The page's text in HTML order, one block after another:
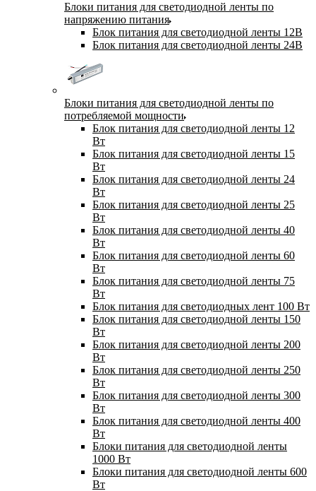
Блоки питания для светодиодной ленты по
напряжению питания
Блок питания для светодиодной ленты 12В
Блок питания для светодиодной ленты 24В
Блоки питания для светодиодной ленты по
потребляемой мощности
Блок питания для светодиодной ленты 12
Вт
Блок питания для светодиодной ленты 15
Вт
Блок питания для светодиодной ленты 24
Вт
Блок питания для светодиодной ленты 25
Вт
Блок питания для светодиодной ленты 40
Вт
Блок питания для светодиодной ленты 60
Вт
Блок питания для светодиодной ленты 75
Вт
Блок питания для светодиодных лент 100 Вт
Блок питания для светодиодной ленты 150
Вт
Блок питания для светодиодной ленты 200
Вт
Блок питания для светодиодной ленты 250
Вт
Блок питания для светодиодной ленты 300
Вт
Блок питания для светодиодной ленты 400
Вт
Блоки питания для светодиодной ленты
1000 Вт
Блоки питания для светодиодной ленты 600
Вт